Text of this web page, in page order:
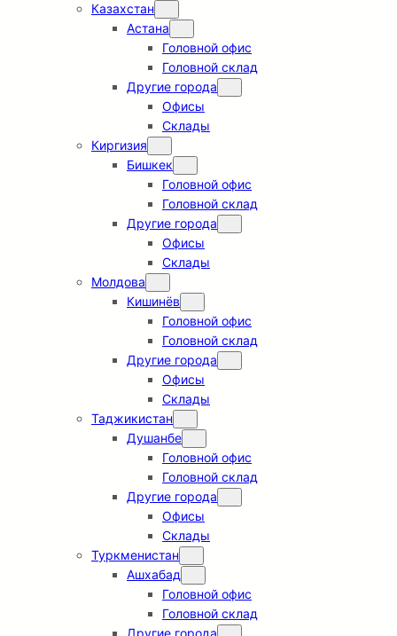
Казахстан
Астана
Головной офис
Головной склад
Другие города
Офисы
Склады
Киргизия
Бишкек
Головной офис
Головной склад
Другие города
Офисы
Склады
Молдова
Кишинёв
Головной офис
Головной склад
Другие города
Офисы
Склады
Таджикистан
Душанбе
Головной офис
Головной склад
Другие города
Офисы
Склады
Туркменистан
Ашхабад
Головной офис
Головной склад